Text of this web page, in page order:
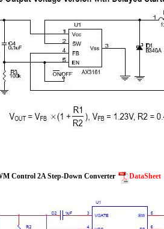
Control 2A Step-Down Converter DataSheet